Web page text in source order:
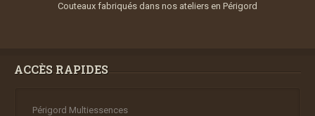
Couteaux fabriqués dans nos ateliers en Périgord
ACCÈS RAPIDES
Périgord Multiessences